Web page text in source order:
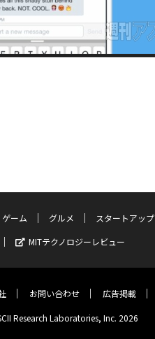
ゲーム グルメ スタートアップ
MITテクノロジーレビュー
お問い合わせ 広告掲載
Research Laboratories, Inc. 2026